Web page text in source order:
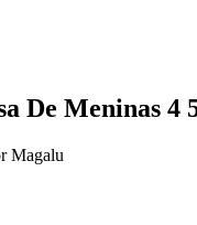
De Meninas
Magalu